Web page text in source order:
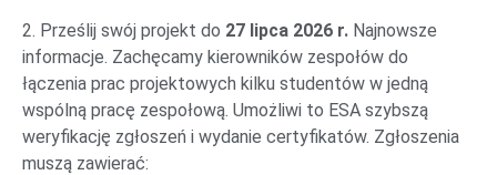
2. Prześlij swój projekt do 27 lipca 2026 r. Najnowsze
informacje. Zachęcamy kierowników zespołów do
łączenia prac projektowych kilku studentów w jedną
wspólną pracę zespołową. Umożliwi to ESA szybszą
weryfikację zgłoszeń i wydanie certyfikatów. Zgłoszenia
muszą zawierać: